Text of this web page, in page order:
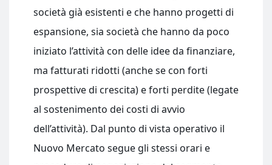
società già esistenti e che hanno progetti di
espansione, sia società che hanno da poco
iniziato l’attività con delle idee da finanziare,
ma fatturati ridotti (anche se con forti
prospettive di crescita) e forti perdite (legate
al sostenimento dei costi di avvio
dell’attività). Dal punto di vista operativo il
Nuovo Mercato segue gli stessi orari e